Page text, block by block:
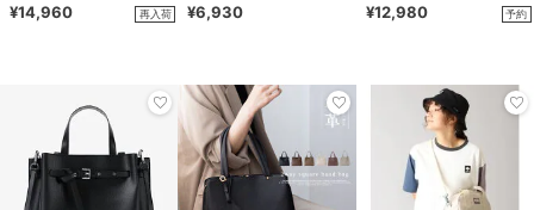
¥14,960 再入荷 ¥6,930
テールハンドバッグ
¥12,980 予約